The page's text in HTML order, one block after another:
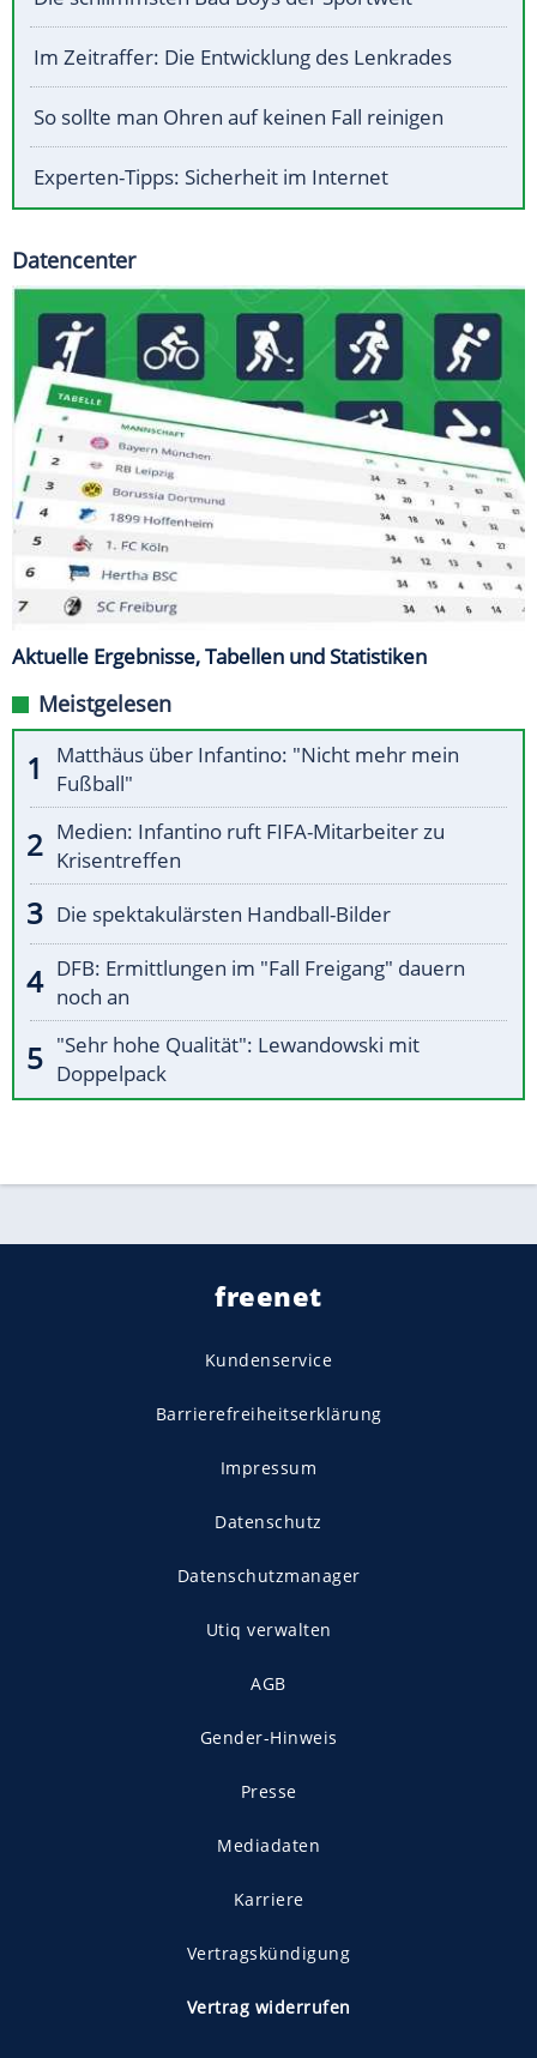
Im Zeitraffer: Die Entwicklung des Lenkrades
So sollte man Ohren auf keinen Fall reinigen
Experten-Tipps: Sicherheit im Internet
Datencenter
Aktuelle Ergebnisse, Tabellen und Statistiken
Meistgelesen
Matthäus über Infantino: "Nicht mehr mein
Fußball"
Medien: Infantino ruft FIFA-Mitarbeiter zu
Krisentreffen
Die spektakulärsten Handball-Bilder
DFB: Ermittlungen im "Fall Freigang" dauern
noch an
"Sehr hohe Qualität": Lewandowski mit
Doppelpack
freenet
Kundenservice
Barrierefreiheitserklärung
Impressum
Datenschutz
Datenschutzmanager
Utiq verwalten
AGB
Gender-Hinweis
Presse
Mediadaten
Karriere
Vertragskündigung
Vertrag widerrufen